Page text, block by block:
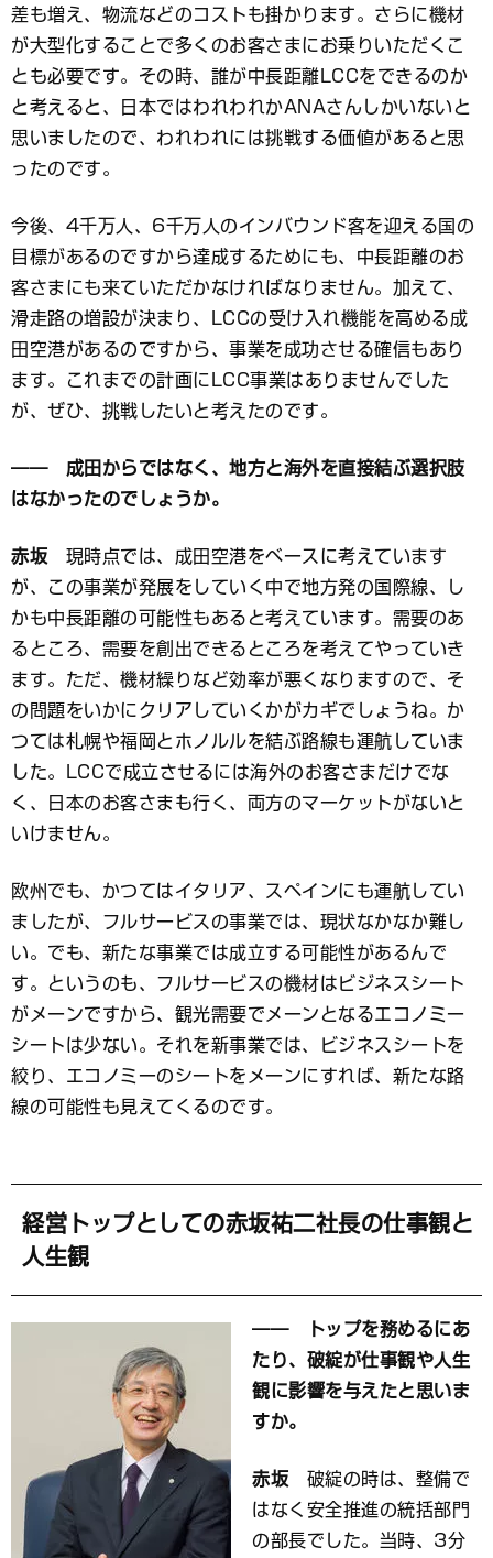
差も増え、物流などのコストも掛かります。さらに機材
が大型化することで多くのお客さまにお乗りいただくこ
とも必要です。その時、誰が中長距離LCCをできるのか
と考えると、日本ではわれわれかANAさんしかいないと
思いましたので、われわれには挑戦する価値があると思
ったのです。
今後、4千万人、6千万人のインバウンド客を迎える国の
目標があるのですから達成するためにも、中長距離のお
客さまにも来ていただかなければなりません。加えて、
滑走路の増設が決まり、LCCの受け入れ機能を高める成
田空港があるのですから、事業を成功させる確信もあり
ます。これまでの計画にLCC事業はありませんでした
が、ぜひ、挑戦したいと考えたのです。
―― 成田からではなく、地方と海外を直接結ぶ選択肢
はなかったのでしょうか。
赤坂 現時点では、成田空港をベースに考えています
が、この事業が発展をしていく中で地方発の国際線、し
かも中長距離の可能性もあると考えています。需要のあ
るところ、需要を創出できるところを考えてやっていき
ます。ただ、機材繰りなど効率が悪くなりますので、そ
の問題をいかにクリアしていくかがカギでしょうね。か
つては札幌や福岡とホノルルを結ぶ路線も運航していま
した。LCCで成立させるには海外のお客さまだけでな
く、日本のお客さまも行く、両方のマーケットがないと
いけません。
欧州でも、かつてはイタリア、スペインにも運航してい
ましたが、フルサービスの事業では、現状なかなか難し
い。でも、新たな事業では成立する可能性があるんで
す。というのも、フルサービスの機材はビジネスシート
がメーンですから、観光需要でメーンとなるエコノミー
シートは少ない。それを新事業では、ビジネスシートを
絞り、エコノミーのシートをメーンにすれば、新たな路
線の可能性も見えてくるのです。
経営トップとしての赤坂祐二社長の仕事観と
人生観
―― トップを務めるにあ
たり、破綻が仕事観や人生
観に影響を与えたと思いま
すか。
赤坂 破綻の時は、整備で
はなく安全推進の統括部門
の部長でした。当時、3分